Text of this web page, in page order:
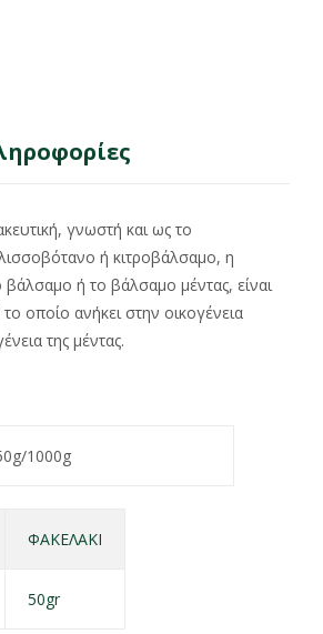
γνωστή και ως το
ή κιτροβάλσαμο, η
ή το βάλσαμο μέντας, είναι
οποίο ανήκει στην οικογένεια
της μέντας.
1000g
ΦΑΚΕΛΑΚΙ
50gr